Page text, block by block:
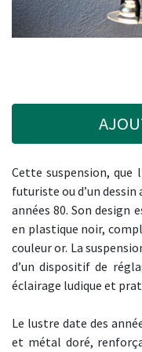
Cette suspension,
futuriste ou d’un
années 80. Son
en plastique noir,
couleur or. La
d’un dispositif de
éclairage ludique et
Le lustre date des
et métal doré,